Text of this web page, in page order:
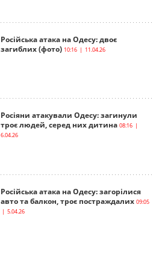
Російська атака на Одесу: двоє
загиблих (фото) 10:16 | 11.04.26
Росіяни атакували Одесу: загинули
троє людей, серед них дитина 08:16 |
6.04.26
Російська атака на Одесу: загорілися
авто та балкон, троє постраждалих 09:05
| 5.04.26